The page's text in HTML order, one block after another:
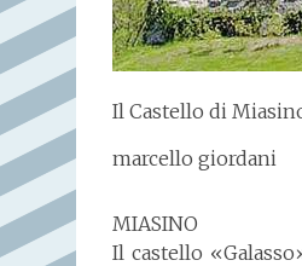
Il Castello di
marcello giordani
MIASINO
Il castello